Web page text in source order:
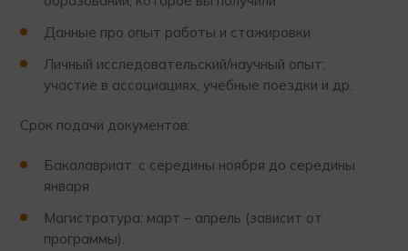
Данные про опыт работы и стажировки
Личный исследовательский/научный опыт:
участие в ассоциациях, учебные поездки и др.
Срок подачи документов:
Бакалавриат: с середины ноября до середины
января
Магистратура: март – апрель (зависит от
программы).